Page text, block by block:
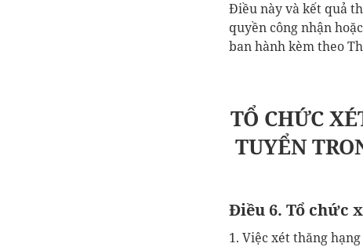
Điều này và kết quả
quyền công nhận
ban hành kèm theo
TỔ CHỨC
TUYỂN
Điều 6. Tổ chức
1. Việc xét thăng